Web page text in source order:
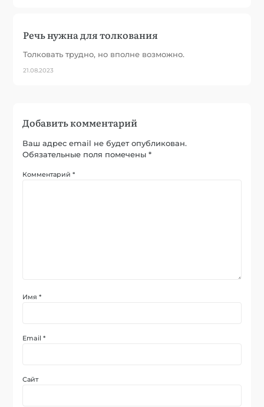
Речь нужна для толкования
Толковать трудно, но вполне возможно.
21.08.2023
Добавить комментарий
Ваш адрес email не будет опубликован.
Обязательные поля помечены*
Комментарий*
Имя*
Email*
Сайт